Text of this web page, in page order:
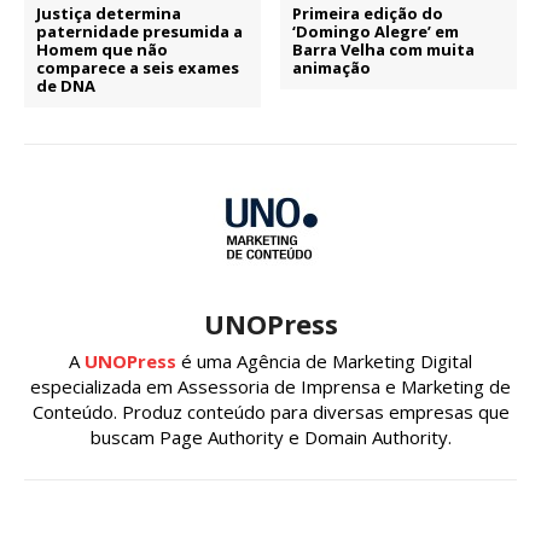
Justiça determina
paternidade presumida a
Homem que não
comparece a seis exames
de DNA
Primeira edição do
‘Domingo Alegre’ em
Barra Velha com muita
animação
UNOPress
A UNOPress é uma Agência de Marketing Digital
especializada em Assessoria de Imprensa e Marketing de
Conteúdo. Produz conteúdo para diversas empresas que
buscam Page Authority e Domain Authority.